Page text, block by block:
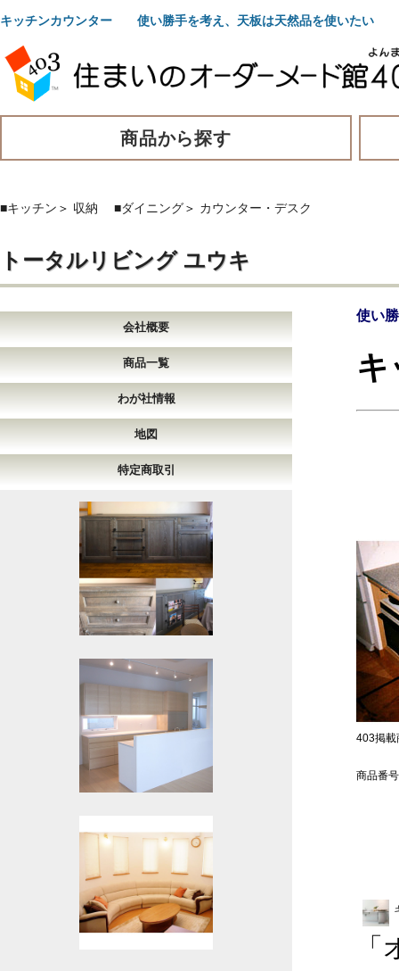
キッチンカウンター 使い勝手を考え、天板は天然品を使いたい
商品から探す
■キッチン ＞ 収納 ■ダイニング＞ カウンター・デスク
トータルリビング ユウキ
会社概要
商品一覧
わが社情報
地図
特定商取引
使い
キ
403掲載
商品番